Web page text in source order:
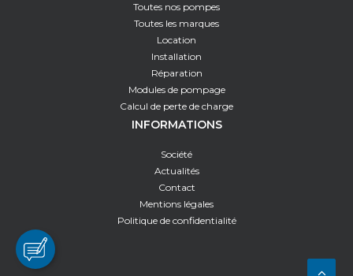
Toutes nos pompes
Toutes les marques
Location
Installation
Réparation
Modules de pompage
Calcul de perte de charge
INFORMATIONS
Société
Actualités
Contact
Mentions légales
Politique de confidentialité